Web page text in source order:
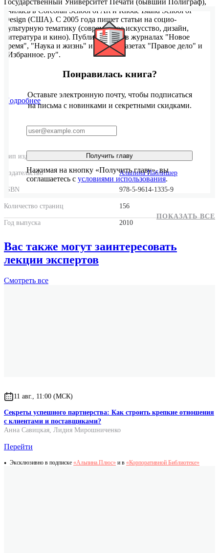
Государственный Университет Печати (бывший Полиграф),
училась в Corcoran School of Art и Rhode Island School of
Design (США). С 2005 года пишет статьи на социо-
культурную тематику (современное искусство, дизайн,
литература и кино). Публиковалась в журналах "Новое
время", "Наука и жизнь" и Publish, газетах "Правое дело" и
"Избранное. ру".
Подробнее
Тип издания Суперобложка
Издательство Альпина Паблишер
ISBN 978-5-9614-1335-9
Количество страниц 156
Год выпуска 2010
Понравилась книга?
Оставьте электронную почту, чтобы подписаться
на письма с новинками и секретными скидками.
Получить главу
Нажимая на кнопку «Получить главу», вы
соглашаетесь с условиями использования.
ПОКАЗАТЬ ВСЕ
Вас также могут заинтересовать
лекции экспертов
Смотреть все
11 авг., 11:00 (МСК)
Секреты успешного партнерства: Как строить крепкие отношения
с клиентами и поставщиками?
Анна Савицкая, Лидия Мирошниченко
Перейти
Эксклюзивно в подписке «Альпина.Плюс» и в «Корпоративной Библиотеке»